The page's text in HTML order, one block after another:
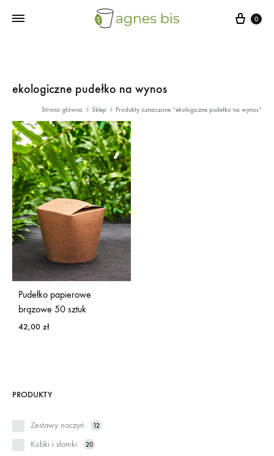
Cart
0
ekologiczne pudełko na wynos
Strona główna Sklep Produkty oznaczone “ekologiczne pudełko na wynos”
Pudełko papierowe
brązowe 50 sztuk
42,00 zł
PRODUKTY
Zestawy naczyń 12
Kubki i słomki 20